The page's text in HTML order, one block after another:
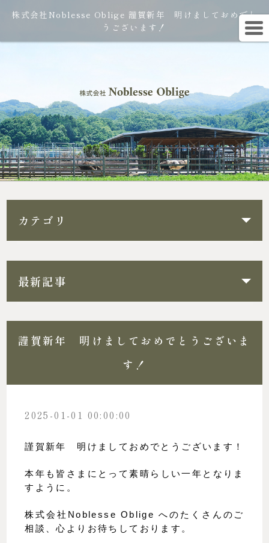
株式会社Noblesse Oblige 謹賀新年 明けましておめでと
うございます！
カテゴリ
最新記事
謹賀新年 明けましておめでとうございま
す！
2025-01-01 00:00:00
謹賀新年　明けましておめでとうございます！
本年も皆さまにとって素晴らしい一年となりま
すように。
株式会社Noblesse Oblige へのたくさんのご
相談、心よりお待ちしております。